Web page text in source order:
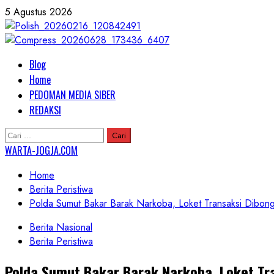
Skip
to
content
5 Agustus 2026
Primary
Menu
Blog
Home
PEDOMAN MEDIA SIBER
REDAKSI
Cari
untuk:
WARTA-JOGJA.COM
Home
Berita Peristiwa
Polda Sumut Bakar Barak Narkoba, Loket Transaksi
Berita Nasional
Berita Peristiwa